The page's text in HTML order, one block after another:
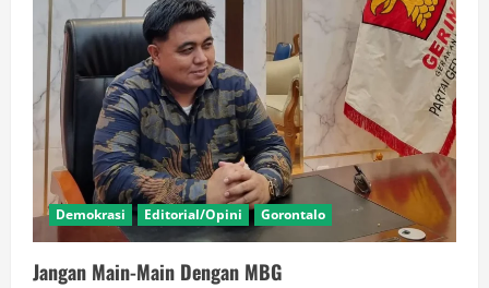
Demokrasi Editorial/Opini Gorontalo
Jangan Main-Main Dengan MBG